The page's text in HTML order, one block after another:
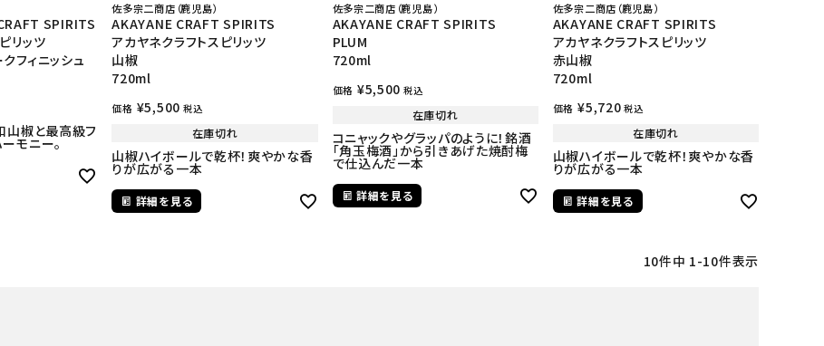
SPIRITS
リッツ
フィニッシュ
山椒と最高級フ
モニー。
佐多宗二商店（鹿児島）
AKAYANE CRAFT SPIRITS
アカヤネクラフトスピリッツ
山椒
720ml
価格 ¥5,500 税込
在庫切れ
山椒ハイボールで乾杯！爽やかな香
りが広がる一本
詳細を見る
佐多宗二商店（鹿児島）
AKAYANE CRAFT SPIRITS
PLUM
720ml
価格 ¥5,500 税込
在庫切れ
コニャックやグラッパのように！銘酒
「角玉梅酒」から引きあげた焼酎梅
で仕込んだ一本
詳細を見る
佐多宗二商店（鹿児島）
AKAYANE CRAFT SPIRITS
アカヤネクラフトスピリッツ
赤山椒
720ml
価格 ¥5,720 税込
在庫切れ
山椒ハイボールで乾杯！爽やかな香
りが広がる一本
詳細を見る
10件中 1-10件表示